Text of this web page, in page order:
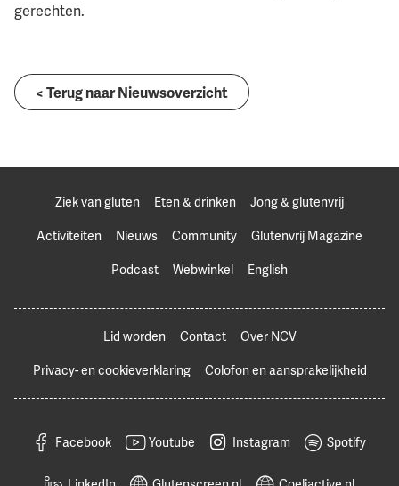
gerechten.
< Terug naar Nieuwsoverzicht
Ziek van gluten Eten & drinken
Jong & glutenvrij
Activiteiten
Nieuws Community
Glutenvrij Magazine
Podcast
Webwinkel English
Lid worden Contact
Over NCV
Privacy- en cookieverklaring
Colofon en aansprakelijkheid
Facebook Youtube Instagram Spotify